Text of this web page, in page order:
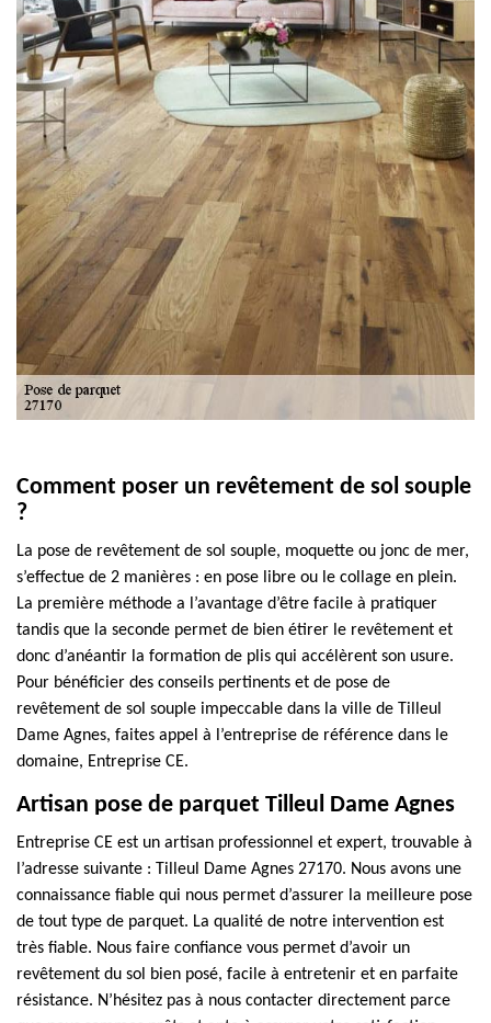
Comment poser un revêtement de sol souple
?
La pose de revêtement de sol souple, moquette ou jonc de mer,
s’effectue de 2 manières : en pose libre ou le collage en plein.
La première méthode a l’avantage d’être facile à pratiquer
tandis que la seconde permet de bien étirer le revêtement et
donc d’anéantir la formation de plis qui accélèrent son usure.
Pour bénéficier des conseils pertinents et de pose de
revêtement de sol souple impeccable dans la ville de Tilleul
Dame Agnes, faites appel à l’entreprise de référence dans le
domaine, Entreprise CE.
Artisan pose de parquet Tilleul Dame Agnes
Entreprise CE est un artisan professionnel et expert, trouvable à
l’adresse suivante : Tilleul Dame Agnes 27170. Nous avons une
connaissance fiable qui nous permet d’assurer la meilleure pose
de tout type de parquet. La qualité de notre intervention est
très fiable. Nous faire confiance vous permet d’avoir un
revêtement du sol bien posé, facile à entretenir et en parfaite
résistance. N’hésitez pas à nous contacter directement parce